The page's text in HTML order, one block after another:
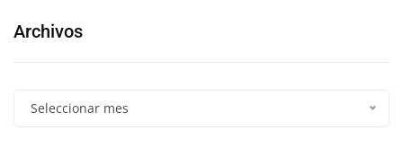
Archivos
Seleccionar mes